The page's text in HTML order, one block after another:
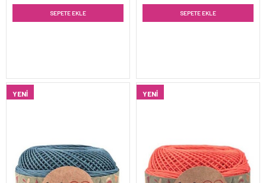
SEPETE EKLE SEPETE EKLE
YENI YENI